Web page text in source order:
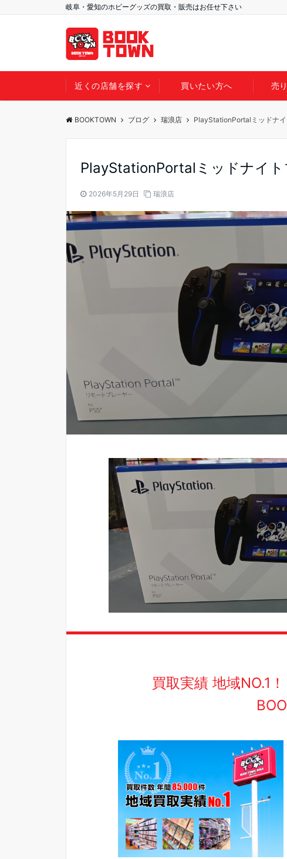
岐阜・愛知のホビーグッズの買取・販売はお任せ下さい
近くの店舗を探す 買いたい方へ 売
BOOKTOWN ブログ 瑞浪店 PlayStationPortalミッドナイ
PlayStationPortalミッドナイト
2026年5月29日 瑞浪店
買取実績 地域NO.1